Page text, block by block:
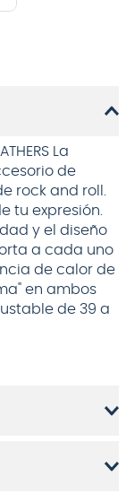
La
de
rock and roll.
tu expresión.
y el diseño
a cada uno
de calor de
en ambos
de 39 a